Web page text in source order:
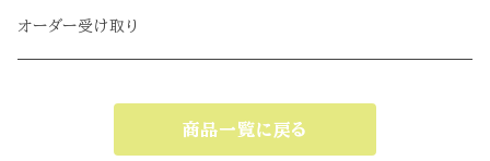
オーダー受け取り
商品一覧に戻る